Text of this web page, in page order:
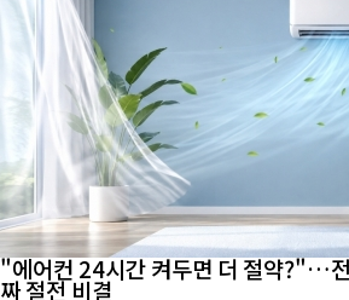
"에어컨 24시간 켜두면 더 절약?"…
짜 절전 비결